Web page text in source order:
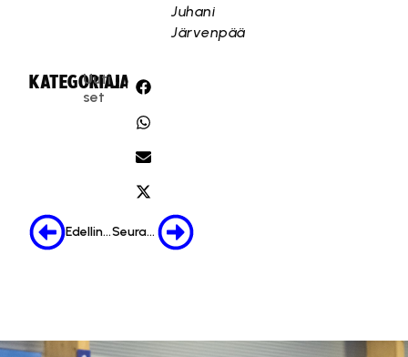
Juhani
Järvenpää
KATEGORIA:
Uuti
set
JAA:
Edellinen Seuraava